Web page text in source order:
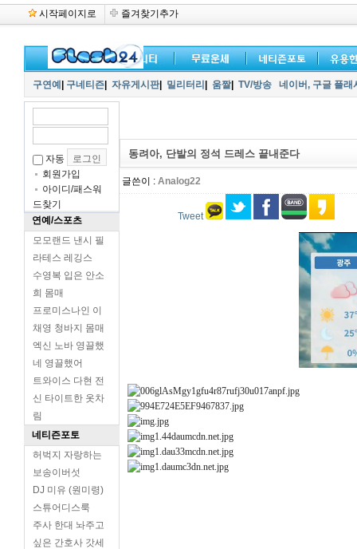
시작페이지로 즐겨찾기추가
구연예 구네티즌 자유게시판| 밀리터리 움짤| TV/방송 네이버, 구글 플
자동
회원가입
아이디/패스워
드찾기
연예/스포츠
모모랜드 낸시 필
라테스 레깅스
수영복 입은 안소
희 몸매
프로미스나인 이
채영 청바지 몸매
엑신 노바 영끌했
네 영끌했어
트와이스 다현 전
신 타이트한 옷차
림
네티즌포토
허벅지 자랑하는
보송이버섯
DJ 미유 (원미령)
스튜어디스룩
주사 한대 놔주고
싶은 간호사 갓세
동려아, 단발의 정석 드레스 끝내준다
글쓴이 : Analog22
Tweet